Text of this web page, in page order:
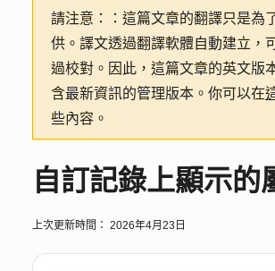
請注意：
：這篇文章的翻譯只是為
供。譯文透過翻譯軟體自動建立，
過校對。因此，這篇文章的英文版
含最新資訊的管理版本。你可以在
些內容。
自訂記錄上顯示的
上次更新時間： 2026年4月23日